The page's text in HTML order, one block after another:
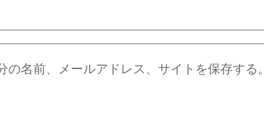
名前、メールアドレス、サイトを保存する。